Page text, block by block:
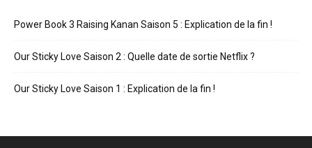
Power Book 3 Raising Kanan Saison 5 : Explication de la fin !
Our Sticky Love Saison 2 : Quelle date de sortie Netflix ?
Our Sticky Love Saison 1 : Explication de la fin !